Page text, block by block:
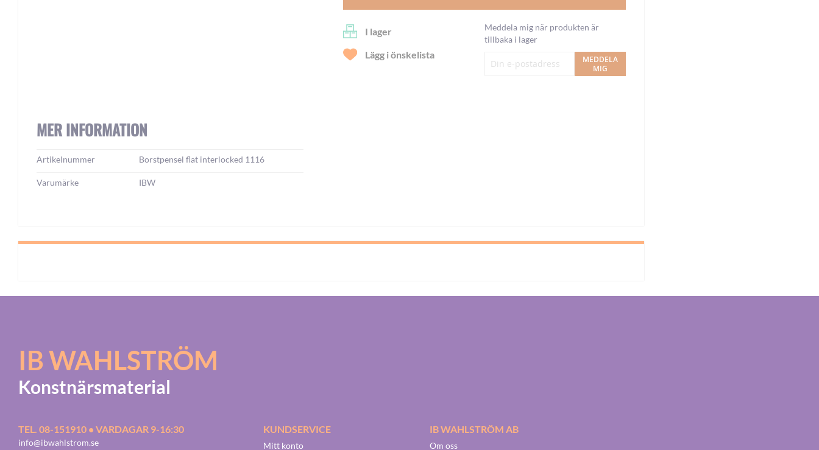
I lager
Lägg i önskelista
Meddela mig när produkten är
tillbaka i lager
MEDDELA
MIG
MER INFORMATION
Mer
Artikelnummer Borstpensel flat interlocked 1116
Varumärke IBW
IB WAHLSTRÖM
Konstnärsmaterial
TEL. 08-151910 • VARDAGAR 9-16:30
info@ibwahlstrom.se
KUNDSERVICE
Mitt konto
IB WAHLSTRÖM AB
Om oss